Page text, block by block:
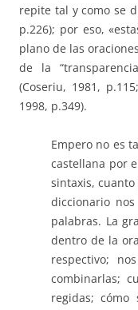
repite tal y como se
p.226); por eso,
plano de las
de la
(Coseriu, 1981,
1998, p.349).
Empero no es
castellana por
sintaxis, cuanto
diccionario
palabras. La
dentro de la
respectivo;
combinarlas;
regidas;